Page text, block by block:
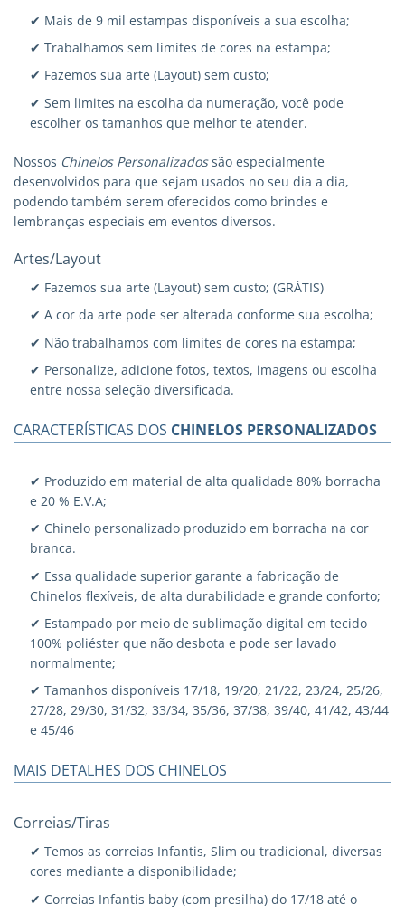
✔ Mais de 9 mil estampas disponíveis a sua escolha;
✔ Trabalhamos sem limites de cores na estampa;
✔ Fazemos sua arte (Layout) sem custo;
✔ Sem limites na escolha da numeração, você pode
escolher os tamanhos que melhor te atender.
Nossos Chinelos Personalizadossão especialmente
desenvolvidos para que sejam usados no seu dia a dia,
podendo também serem oferecidos como brindes e
lembranças especiais em eventos diversos.
Artes/Layout
✔ Fazemos sua arte (Layout) sem custo; (GRÁTIS)
✔ A cor da arte pode ser alterada conforme sua escolha;
✔ Não trabalhamos com limites de cores na estampa;
✔ Personalize, adicione fotos, textos, imagens ou escolha
entre nossa seleção diversificada.
CARACTERÍSTICAS DOS CHINELOS PERSONALIZADOS
✔ Produzido em material de alta qualidade 80% borracha
e 20 % E.V.A;
✔ Chinelo personalizado produzido em borracha na cor
branca.
✔ Essa qualidade superior garante a fabricação de
Chinelos flexíveis, de alta durabilidade e grande conforto;
✔ Estampado por meio de sublimação digital em tecido
100% poliéster que não desbota e pode ser lavado
normalmente;
✔ Tamanhos disponíveis 17/18, 19/20, 21/22, 23/24, 25/26,
27/28, 29/30, 31/32, 33/34, 35/36, 37/38, 39/40, 41/42, 43/44
e 45/46
MAIS DETALHES DOS CHINELOS
Correias/Tiras
✔ Temos as correias Infantis, Slim ou tradicional, diversas
cores mediante a disponibilidade;
✔ Correias Infantis baby (com presilha) do 17/18 até o